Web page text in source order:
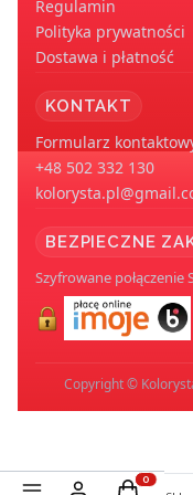
Regulamin
Polityka prywatności
Dostawa i płatność
KONTAKT
Formularz
+48 502 332 130
BEZPIECZNE
Szyfrowane połączenie
Copyright ©
Produkty